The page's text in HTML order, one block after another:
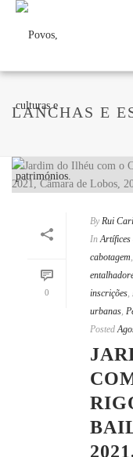
LANCHAS E
0
By Rui
In Artífices
cabotagem,
inscrições,
urbanas,
Posted